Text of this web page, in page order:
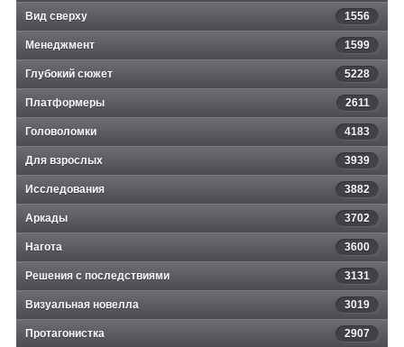
Вид сверху 1556
Менеджмент 1599
Глубокий сюжет 5228
Платформеры 2611
Головоломки 4183
Для взрослых 3939
Исследования 3882
Аркады 3702
Нагота 3600
Решения с последствиями 3131
Визуальная новелла 3019
Протагонистка 2907